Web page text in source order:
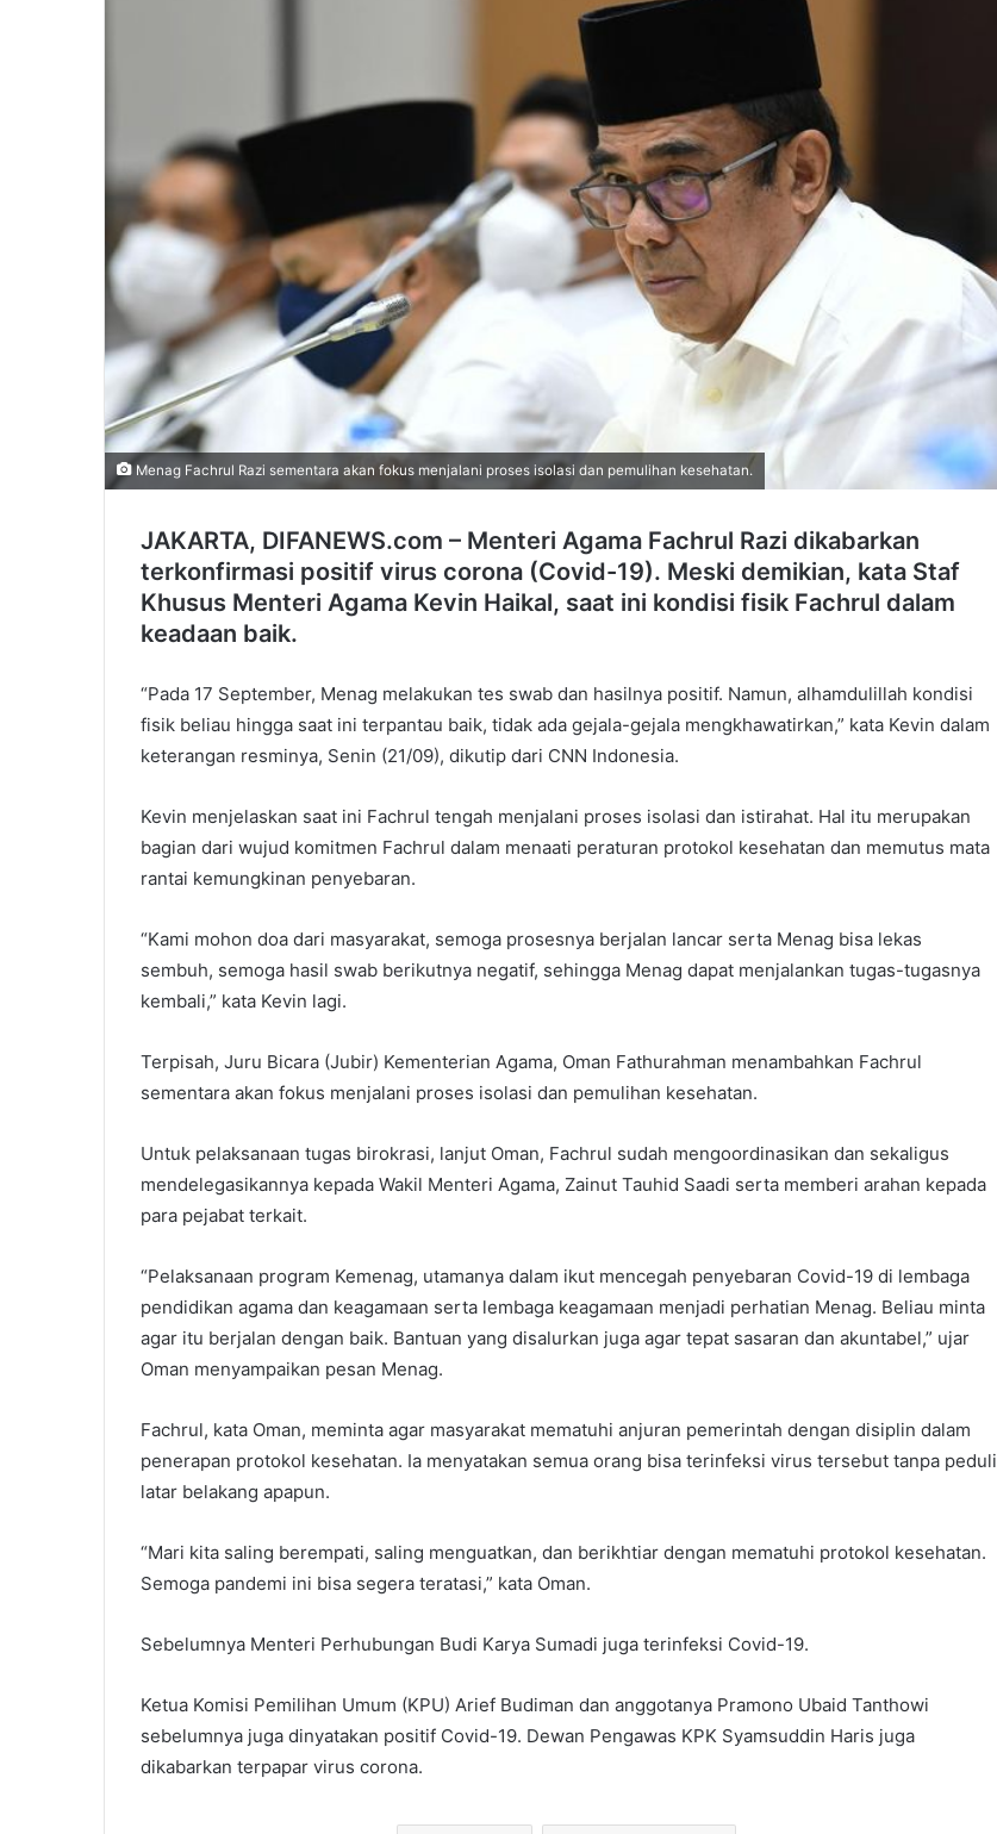
Menag Fachrul Razi sementara akan fokus menjalani proses isolasi dan pemulihan kesehatan.
JAKARTA, DIFANEWS.com – Menteri Agama Fachrul Razi dikabarkan
terkonfirmasi positif virus corona (Covid-19). Meski demikian, kata Staf
Khusus Menteri Agama Kevin Haikal, saat ini kondisi fisik Fachrul dalam
keadaan baik.
“Pada 17 September, Menag melakukan tes swab dan hasilnya positif. Namun, alhamdulillah kondisi
fisik beliau hingga saat ini terpantau baik, tidak ada gejala-gejala mengkhawatirkan,” kata Kevin dalam
keterangan resminya, Senin (21/09), dikutip dari CNN Indonesia.
Kevin menjelaskan saat ini Fachrul tengah menjalani proses isolasi dan istirahat. Hal itu merupakan
bagian dari wujud komitmen Fachrul dalam menaati peraturan protokol kesehatan dan memutus mata
rantai kemungkinan penyebaran.
“Kami mohon doa dari masyarakat, semoga prosesnya berjalan lancar serta Menag bisa lekas
sembuh, semoga hasil swab berikutnya negatif, sehingga Menag dapat menjalankan tugas-tugasnya
kembali,” kata Kevin lagi.
Terpisah, Juru Bicara (Jubir) Kementerian Agama, Oman Fathurahman menambahkan Fachrul
sementara akan fokus menjalani proses isolasi dan pemulihan kesehatan.
Untuk pelaksanaan tugas birokrasi, lanjut Oman, Fachrul sudah mengoordinasikan dan sekaligus
mendelegasikannya kepada Wakil Menteri Agama, Zainut Tauhid Saadi serta memberi arahan kepada
para pejabat terkait.
“Pelaksanaan program Kemenag, utamanya dalam ikut mencegah penyebaran Covid-19 di lembaga
pendidikan agama dan keagamaan serta lembaga keagamaan menjadi perhatian Menag. Beliau minta
agar itu berjalan dengan baik. Bantuan yang disalurkan juga agar tepat sasaran dan akuntabel,” ujar
Oman menyampaikan pesan Menag.
Fachrul, kata Oman, meminta agar masyarakat mematuhi anjuran pemerintah dengan disiplin dalam
penerapan protokol kesehatan. Ia menyatakan semua orang bisa terinfeksi virus tersebut tanpa peduli
latar belakang apapun.
“Mari kita saling berempati, saling menguatkan, dan berikhtiar dengan mematuhi protokol kesehatan.
Semoga pandemi ini bisa segera teratasi,” kata Oman.
Sebelumnya Menteri Perhubungan Budi Karya Sumadi juga terinfeksi Covid-19.
Ketua Komisi Pemilihan Umum (KPU) Arief Budiman dan anggotanya Pramono Ubaid Tanthowi
sebelumnya juga dinyatakan positif Covid-19. Dewan Pengawas KPK Syamsuddin Haris juga
dikabarkan terpapar virus corona.